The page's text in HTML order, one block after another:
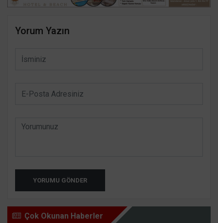
Yorum Yazın
YORUMU GÖNDER
Çok Okunan Haberler